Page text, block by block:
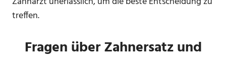
treffen.
Fragen über Zahnersatz und